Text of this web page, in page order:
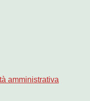
amministrativa